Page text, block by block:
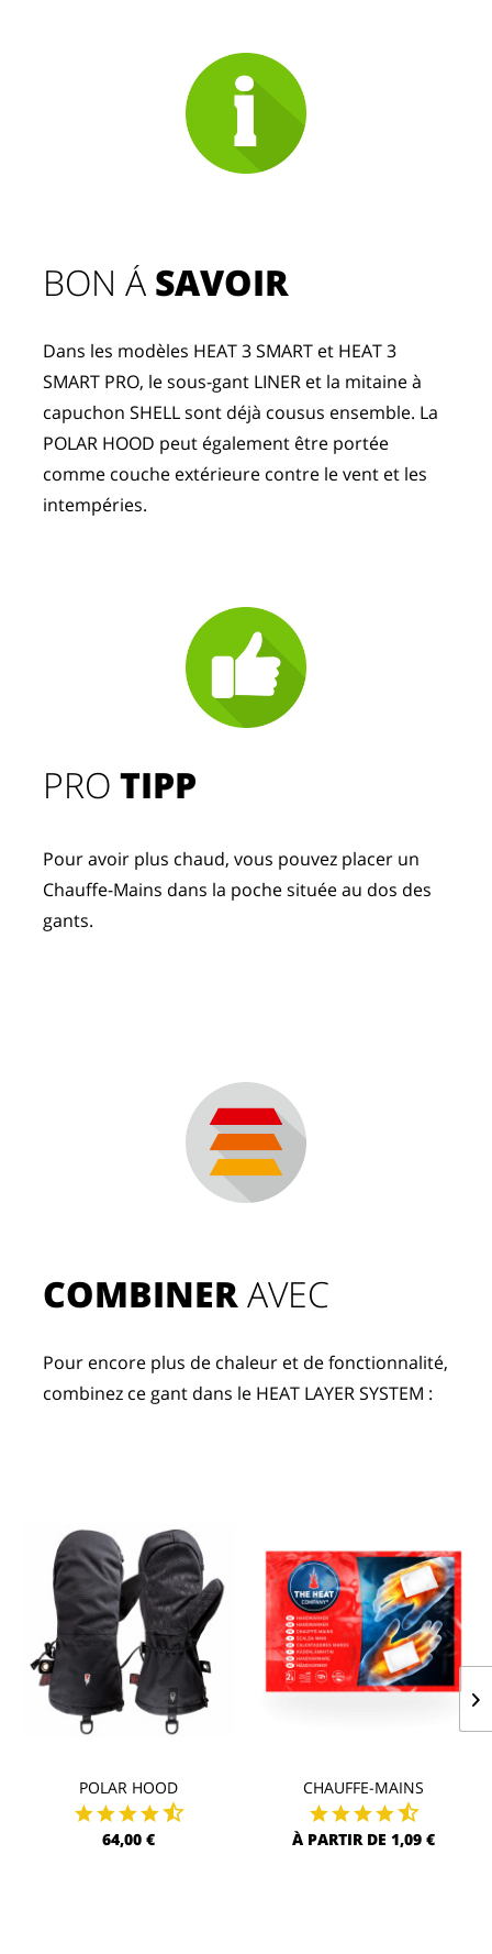
PROTIPP
Pour avoir plus chaud, vous pouvez placer un
Chauffe-Mains dans la poche située au dos des
gants.
BON Á SAVOIR
Dans les modèles HEAT 3 SMART et HEAT 3
SMART PRO, le sous-gant LINER et la mitaine à
capuchon SHELL sont déjà cousus ensemble. La
POLAR HOOD peut également être portée
comme couche extérieure contre le vent et les
intempéries.
POLAR HOOD
64,00 €
CHAUFFE-MAINS
À PARTIR DE 1,09 €
COMBINER AVEC
Pour encore plus de chaleur et de fonctionnalité,
combinez ce gant dans le HEAT LAYER SYSTEM :